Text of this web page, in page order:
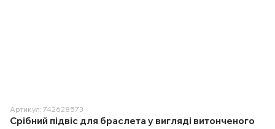
Артикул: 742628573
Срібний підвіс для браслета у вигляді витонченого